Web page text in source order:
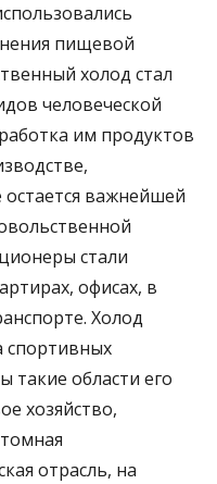
пищевой
холод стал
человеческой
им продуктов
важнейшей
стали
офисах, в
Холод
спортивных
такие области его
хозяйство,
отрасль, на